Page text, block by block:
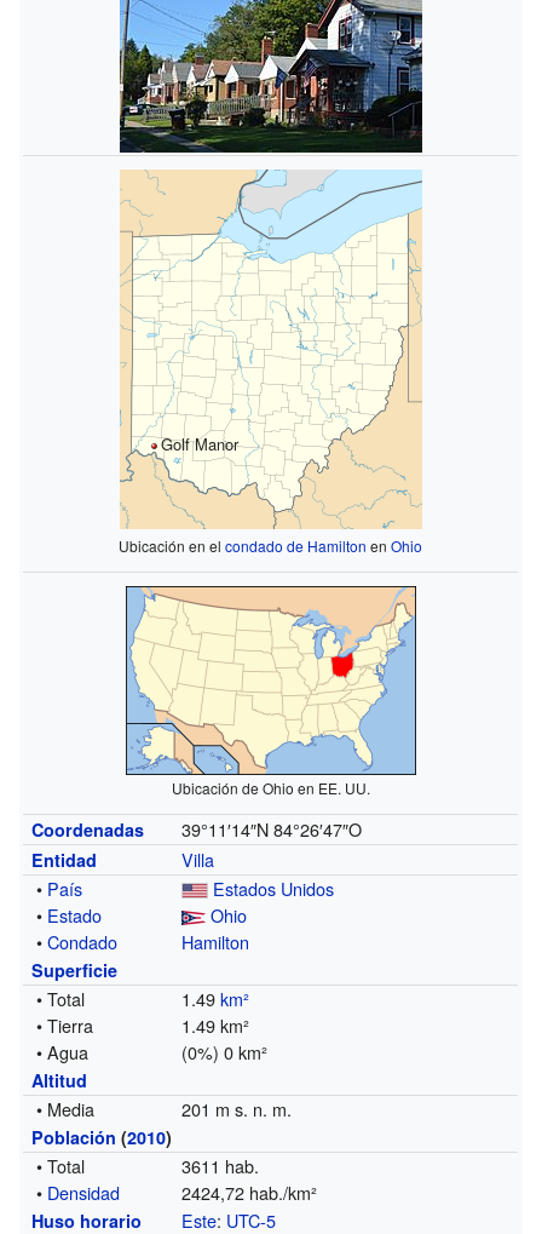
Golf Manor
Ubicación en elcondado de Hamilton enOhio
Ubicación de Ohio en EE. UU.
Coordenadas 39°11′14″N 84°26′47″O
Entidad
Villa
• País
Estados Unidos
• Estado
Ohio
•Condado Hamilton
Superficie
• Total 1.49km²
• Tierra
1.49 km²
• Agua
(0%) 0 km²
Altitud
• Media 201 m s. n. m.
Población (2010)
• Total
3611 hab.
• Densidad 2424,72 hab./km²
Huso horario Este: UTC-5